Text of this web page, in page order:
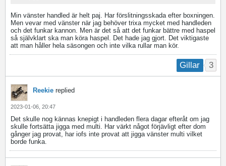
Min vänster handled är helt paj. Har förslitningsskada efter boxningen.
Men vevar med vänster när jag behöver trixa mycket med handleden
och det funkar kannon. Men är det så att det funkar bättre med haspel
så självklart ska man köra haspel. Det hade jag gjort. Det viktigaste
att man håller hela säsongen och inte vilka rullar man kör.
Gillar 3
Reekie replied
2023-01-06, 20:47
Det skulle nog kännas knepigt i handleden flera dagar efteråt om jag
skulle fortsätta jigga med multi. Har värkt något förjävligt efter dom
gånger jag provat, har iofs inte provat att jigga vänster multi vilket
borde funka.